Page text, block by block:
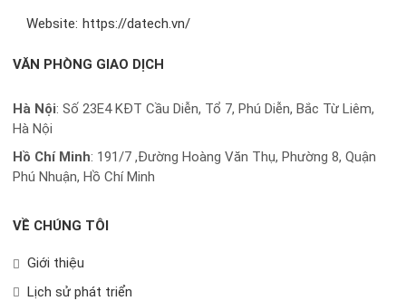
Website: https://datech.vn/
VĂN PHÒNG GIAO DỊCH
Hà Nội: Số 23E4 KĐT Cầu Diễn, Tổ 7, Phú Diễn, Bắc Từ Liêm,
Hà Nội
Hồ Chí Minh: 191/7 ,Đường Hoàng Văn Thụ, Phường 8, Quận
Phú Nhuận, Hồ Chí Minh
VỀ CHÚNG TÔI
Giới thiệu
Lịch sử phát triển